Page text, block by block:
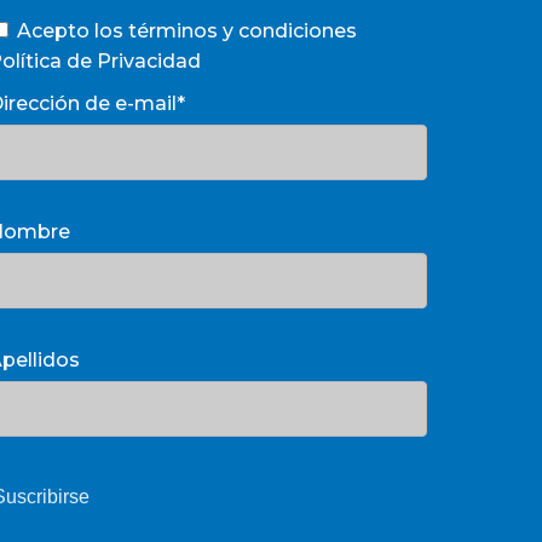
Acepto los términos y condiciones
de Privacidad
de e-mail*